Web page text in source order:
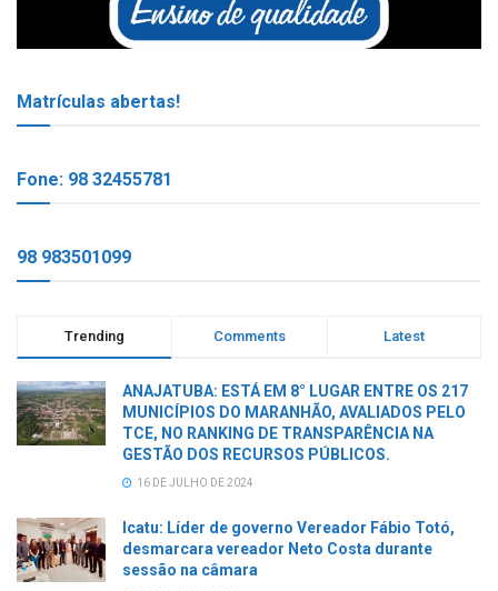
Matrículas abertas!
Fone: 98 32455781
98 983501099
Trending Comments Latest
ANAJATUBA: ESTÁ EM 8° LUGAR ENTRE OS 217
MUNICÍPIOS DO MARANHÃO, AVALIADOS PELO
TCE, NO RANKING DE TRANSPARÊNCIA NA
GESTÃO DOS RECURSOS PÚBLICOS.
16 DE JULHO DE 2024
Icatu: Líder de governo Vereador Fábio Totó,
desmarcara vereador Neto Costa durante
sessão na câmara